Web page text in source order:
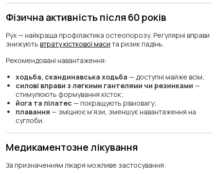
Фізична активність після 60 років
Рух — найкраща профілактика остеопорозу. Регулярні вправи
знижують втрату кісткової маси та ризик падінь.
Рекомендовані навантаження:
ходьба, скандинавська ходьба — доступні майже всім;
силові вправи з легкими гантелями чи резинками —
стимулюють формування кісток;
йога та пілатес — покращують рівновагу;
плавання — зміцнює м’язи, зменшує навантаження на
суглоби.
Медикаментозне лікування
За призначенням лікаря можливе застосування: